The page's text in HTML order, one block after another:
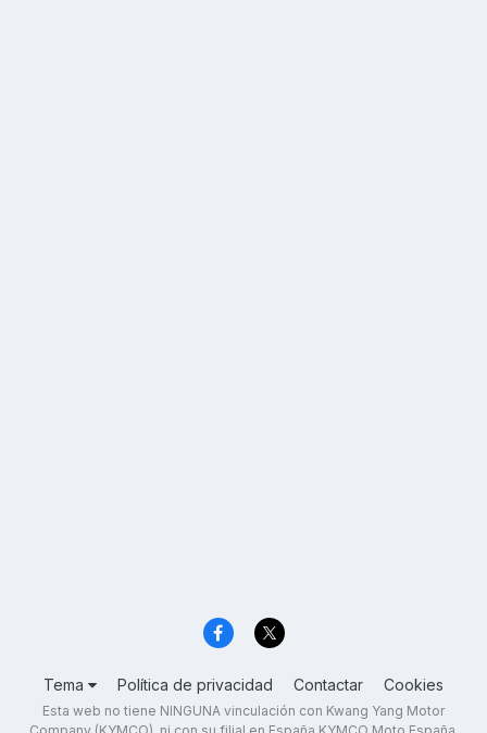
Tema Política de privacidad Contactar Cookies
Esta web no tiene NINGUNA vinculación con Kwang Yang Motor